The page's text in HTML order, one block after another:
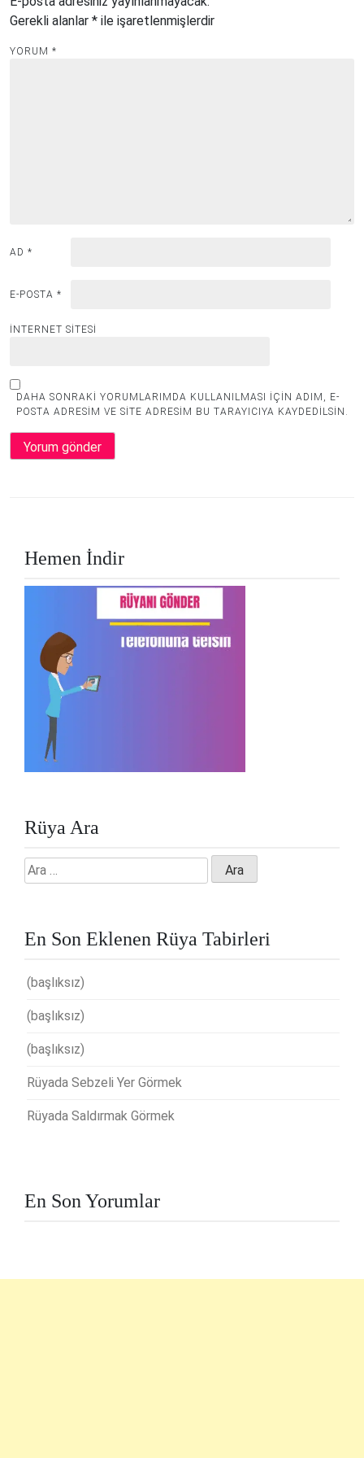
Gerekli alanlar * ile işaretlenmişlerdir
YORUM *
AD *
E-POSTA *
İNTERNET SITESI
DAHA SONRAKI YORUMLARIMDA KULLANILMASI IÇIN ADIM, E-
POSTA ADRESIM VE SITE ADRESIM BU TARAYICIYA KAYDEDILSIN.
Hemen İndir
Rüya Ara
Arama:
En Son Eklenen Rüya Tabirleri
(başlıksız)
(başlıksız)
(başlıksız)
Rüyada Sebzeli Yer Görmek
Rüyada Saldırmak Görmek
En Son Yorumlar